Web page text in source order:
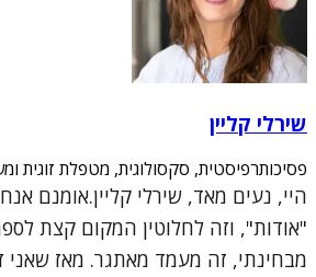
שירלי קליין
פסיכותרפיסטית, סקסולוגית, מטפלת זוגית
היי, נעים מאד, שירלי קליין.אומנם
"אודות", וזה לחלוטין המקום קצת
מבחינתי, זה מעמד מאתגר. מאז שאני